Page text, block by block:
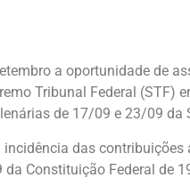
a oportunidade de
Tribunal Federal
de 17/09 e 23/09 da
das contribuições
Constituição Federal de